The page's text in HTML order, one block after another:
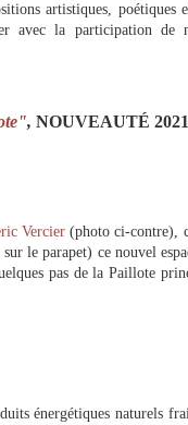
artistiques, poétiques
avec la participation de
, NOUVEAUTÉ 2021
Vercier(photo ci-contre),
le parapet) ce nouvel
pas de la Paillote
énergétiques naturels